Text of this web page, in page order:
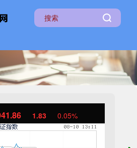
2.79 0.07%